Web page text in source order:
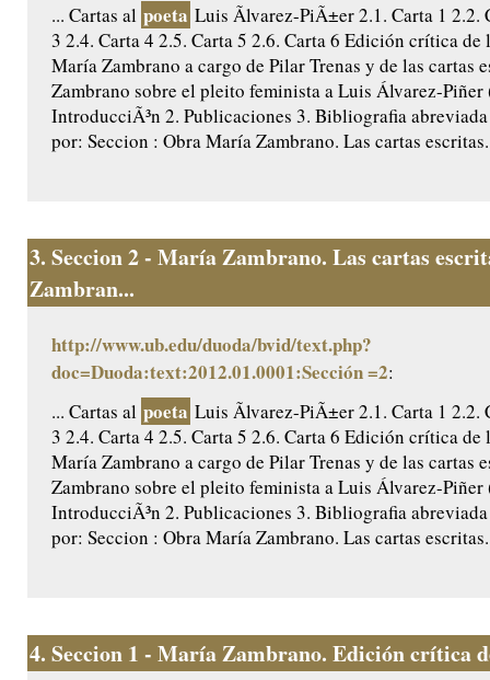
... Cartas al poeta Luis Ãlvarez-PiÃ±er 2.1. Carta 1 2.2.
3 2.4. Carta 4 2.5. Carta 5 2.6. Carta 6 Edición crítica de
María Zambrano a cargo de Pilar Trenas y de las cartas
Zambrano sobre el pleito feminista a Luis Álvarez-
IntroducciÃ³n 2. Publicaciones 3. Bibliografia
por: Seccion : Obra María Zambrano. Las cartas
3. Seccion 2 - María Zambrano. Las cartas
Zambran...
http://www.ub.edu/duoda/bvid/text.php?
doc=Duoda:text:2012.01.0001:Sección =2:
... Cartas al poeta Luis Ãlvarez-PiÃ±er 2.1. Carta 1 2.2.
3 2.4. Carta 4 2.5. Carta 5 2.6. Carta 6 Edición crítica de
María Zambrano a cargo de Pilar Trenas y de las cartas
Zambrano sobre el pleito feminista a Luis Álvarez-
IntroducciÃ³n 2. Publicaciones 3. Bibliografia
por: Seccion : Obra María Zambrano. Las cartas
4. Seccion 1 - María Zambrano. Edición crítica